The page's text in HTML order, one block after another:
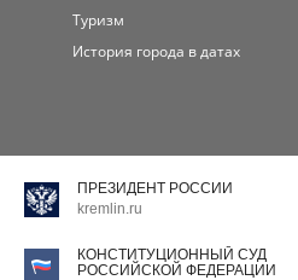
Туризм
История города в датах
ПРЕЗИДЕНТ РОССИИ
kremlin.ru
КОНСТИТУЦИОННЫЙ СУД
РОССИЙСКОЙ ФЕДЕРАЦИИ